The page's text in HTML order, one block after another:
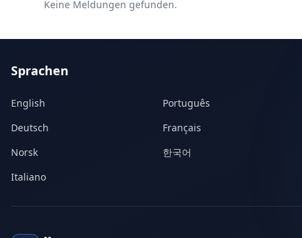
Keine Meldungen gefunden.
Sprachen
English Português
Deutsch
Français
Norsk
한국어
Italiano